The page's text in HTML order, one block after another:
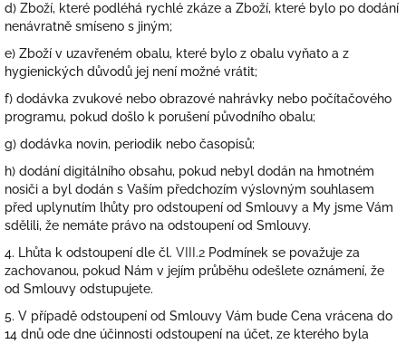
d) Zboží, které podléhá rychlé zkáze a Zboží, které bylo po dodání
nenávratně smíseno s jiným;
e) Zboží v uzavřeném obalu, které bylo z obalu vyňato a z
hygienických důvodů jej není možné vrátit;
f) dodávka zvukové nebo obrazové nahrávky nebo počítačového
programu, pokud došlo k porušení původního obalu;
g) dodávka novin, periodik nebo časopisů;
h) dodání digitálního obsahu, pokud nebyl dodán na hmotném
nosiči a byl dodán s Vaším předchozím výslovným souhlasem
před uplynutím lhůty pro odstoupení od Smlouvy a My jsme Vám
sdělili, že nemáte právo na odstoupení od Smlouvy.
4. Lhůta k odstoupení dle čl. VIII.2 Podmínek se považuje za
zachovanou, pokud Nám v jejím průběhu odešlete oznámení, že
od Smlouvy odstupujete.
5. V případě odstoupení od Smlouvy Vám bude Cena vrácena do
14 dnů ode dne účinnosti odstoupení na účet, ze kterého byla